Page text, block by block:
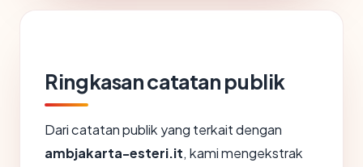
Ringkasan catatan publik
Dari catatan publik yang terkait dengan
ambjakarta-esteri.it, kami mengekstrak